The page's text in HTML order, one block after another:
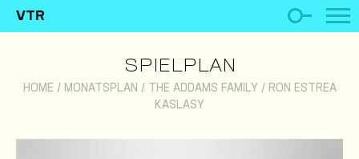
VTR
SPIELPLAN
HOME / MONATSPLAN / THE ADDAMS FAMILY / RON ESTREA
KASLASY